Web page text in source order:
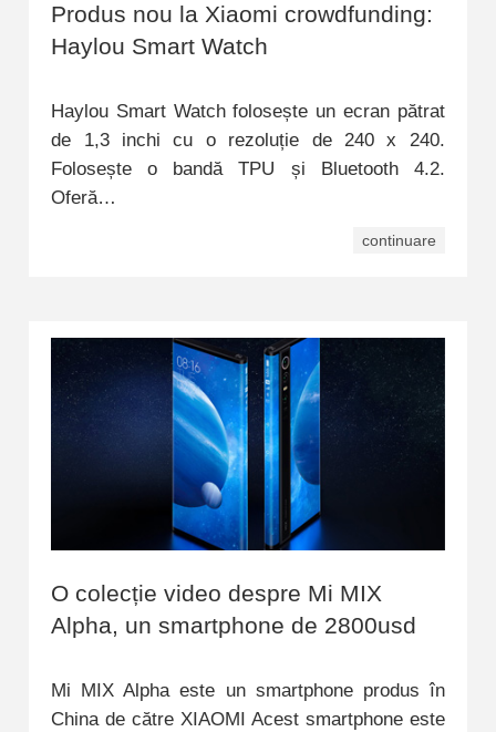
Produs nou la Xiaomi crowdfunding:
Haylou Smart Watch
Haylou Smart Watch folosește un ecran pătrat
de 1,3 inchi cu o rezoluție de 240 x 240.
Folosește o bandă TPU și Bluetooth 4.2.
Oferă…
continuare
O colecție video despre Mi MIX
Alpha, un smartphone de 2800usd
Mi MIX Alpha este un smartphone produs în
China de către XIAOMI Acest smartphone este